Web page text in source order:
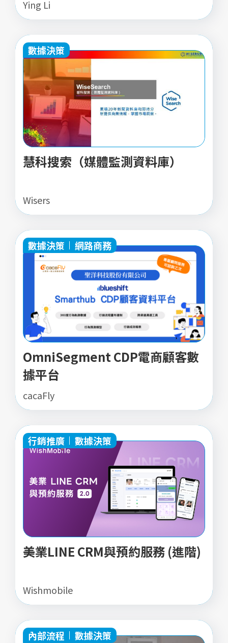
Ying Li
數據決策
慧科搜索（媒體監測資料庫）
Wisers
數據決策 網路商務
OmniSegment CDP電商顧客數
據平台
cacaFly
行銷推廣 數據決策
美業LINE CRM與預約服務 (進階)
Wishmobile
內部流程 數據決策